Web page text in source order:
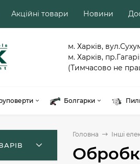
Акційні товари Новини
м. Харків,
м. Харків,
(Тимчасово не
Болгарки
Головна Інші